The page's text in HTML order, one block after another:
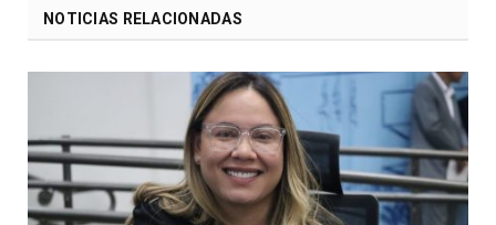
NOTICIAS RELACIONADAS